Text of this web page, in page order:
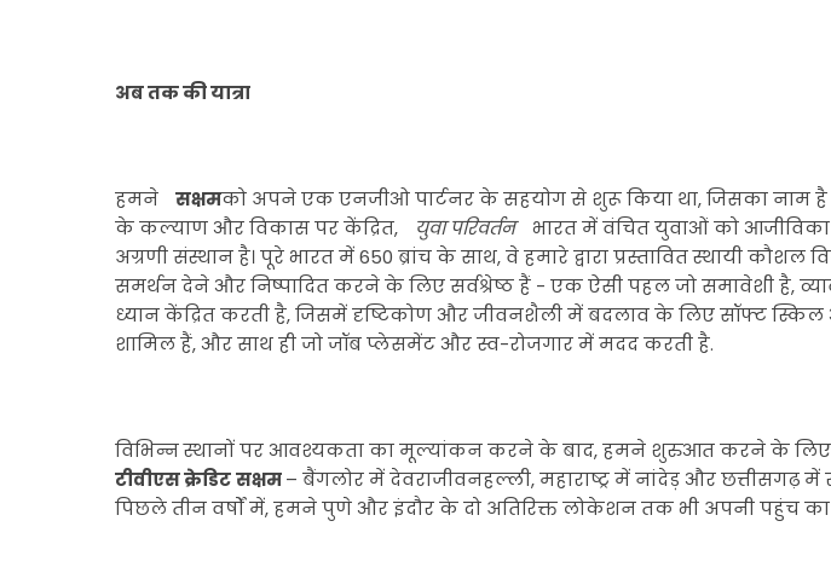
अब तक की यात्रा
हमने सक्षमको अपने एक एनजीओ पार्टनर के सहयोग से शुरू किया था, जिसका नाम है
के कल्याण और विकास पर केंद्रित,
युवा परिवर्तन
भारत में वंचित युवाओं को
अग्रणी संस्थान है। पूरे भारत में 650 ब्रांच के साथ, वे हमारे द्वारा प्रस्तावित स्थायी
समर्थन देने और निष्पादित करने के लिए सर्वश्रेष्ठ हैं - एक ऐसी पहल जो समावेशी है,
ध्यान केंद्रित करती है, जिसमें दृष्टिकोण और जीवनशैली में बदलाव के लिए सॉफ्ट
शामिल हैं, और साथ ही जो जॉब प्लेसमेंट और स्व-रोजगार में मदद करती है.
विभिन्न स्थानों पर आवश्यकता का मूल्यांकन करने के बाद, हमने शुरुआत करने के
टीवीएस क्रेडिट सक्षम– बैंगलोर में देवराजीवनहल्ली, महाराष्ट्र में नांदेड़ और छत्तीसगढ़ में
पिछले तीन वर्षों में, हमने पुणे और इंदौर के दो अतिरिक्त लोकेशन तक भी अपनी पहुंच का